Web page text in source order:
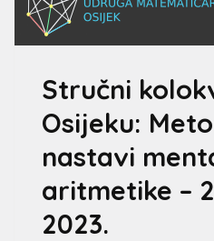
Stručni
Osijeku:
nastavi
aritmetike –
2023.